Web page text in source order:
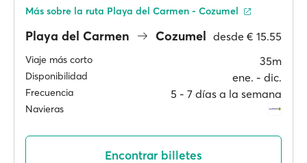
Playa del Carmen Cozumel desde € 15.55
Viaje más corto 35m
Disponibilidad ene. ‐ dic.
Frecuencia 5 ‐ 7 días a la semana
Navieras
Más sobre la ruta Playa del Carmen - Cozumel
Encontrar billetes